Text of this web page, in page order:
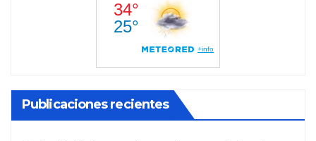
Publicaciones recientes